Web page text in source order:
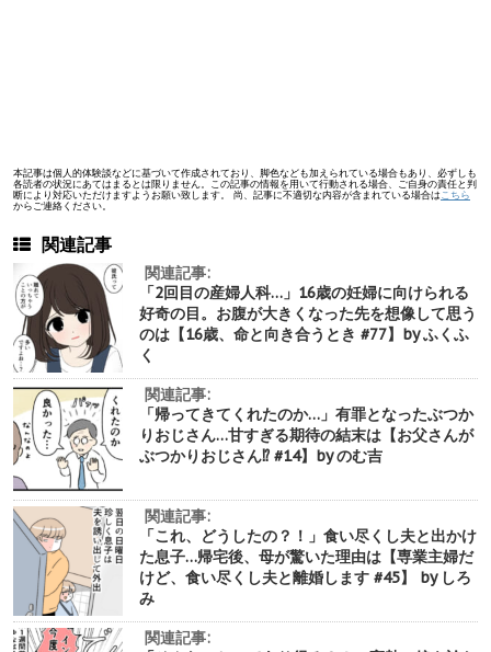
本記事は個人的体験談などに基づいて作成されており、脚色なども加えられている場合もあり、必ずしも
各読者の状況にあてはまるとは限りません。この記事の情報を用いて行動される場合、ご自身の責任と判
断により対応いただけますようお願い致します。 尚、記事に不適切な内容が含まれている場合は こちら
からご連絡ください。
関連記事
関連記事:
「2回目の産婦人科…」16歳の妊婦に向けられる
好奇の目。お腹が大きくなった先を想像して思う
のは【16歳、命と向き合うとき #77】by ふくふ
く
関連記事:
「帰ってきてくれたのか…」有罪となったぶつか
りおじさん…甘すぎる期待の結末は【お父さんが
ぶつかりおじさん⁉︎ #14】by のむ吉
関連記事:
「これ、どうしたの？！」食い尽くし夫と出かけ
た息子…帰宅後、母が驚いた理由は【専業主婦だ
けど、食い尽くし夫と離婚します #45】 by しろ
み
関連記事: